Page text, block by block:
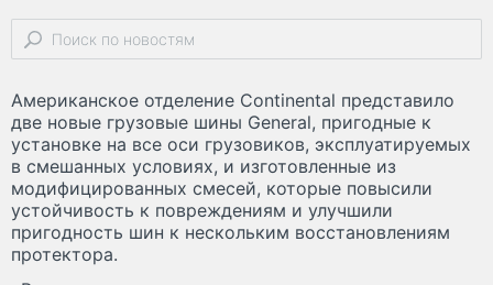
Американское отделение Continental представило
две новые грузовые шины General, пригодные к
установке на все оси грузовиков, эксплуатируемых
в смешанных условиях, и изготовленные из
модифицированных смесей, которые повысили
устойчивость к повреждениям и улучшили
пригодность шин к нескольким восстановлениям
протектора.